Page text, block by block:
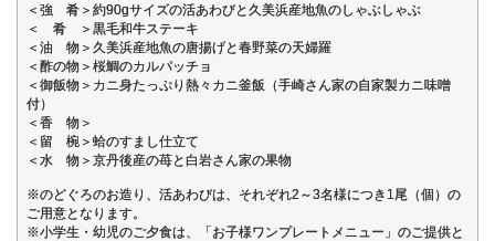
＜強 肴＞約90gサイズの活あわびと久美浜産地魚のしゃぶしゃぶ
＜ 肴 ＞黒毛和牛ステーキ
＜油 物＞久美浜産地魚の唐揚げと春野菜の天婦羅
＜酢の物＞桜鯛のカルパッチョ
＜御飯物＞カニ身たっぷり熱々カニ釜飯（手崎さん家の自家製カニ味噌
付）
＜香 物＞
＜留 椀＞蛤のすまし仕立て
＜水 物＞京丹後産の苺と白岩さん家の果物
※のどぐろのお造り、活あわびは、それぞれ2～3名様につき1尾（個）の
ご用意となります。
※小学生・幼児のご夕食は、「お子様ワンプレートメニュー」のご提供と